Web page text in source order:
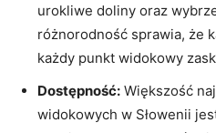
urokliwe doliny ​oraz
‍różnorodność sprawia, że
każdy punkt widokowy
Dostępność: Większość
widokowych w Słowenii